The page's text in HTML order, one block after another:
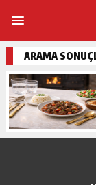
ARAMA